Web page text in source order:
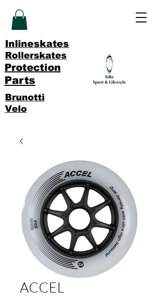
Inlineskates
Rollerskates
Protection
Parts
Brunotti
Velo
ACCEL